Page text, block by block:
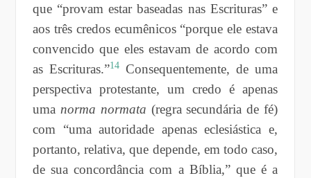
que “provam estar baseadas nas Escrituras” e
aos três credos ecumênicos “porque ele estava
convencido que eles estavam de acordo com
as Escrituras.”14Consequentemente, de uma
perspectiva protestante, um credo é apenas
uma norma normata (regra secundária de fé)
com “uma autoridade apenas eclesiástica e,
portanto, relativa, que depende, em todo caso,
de sua concordância com a Bíblia,” que é a